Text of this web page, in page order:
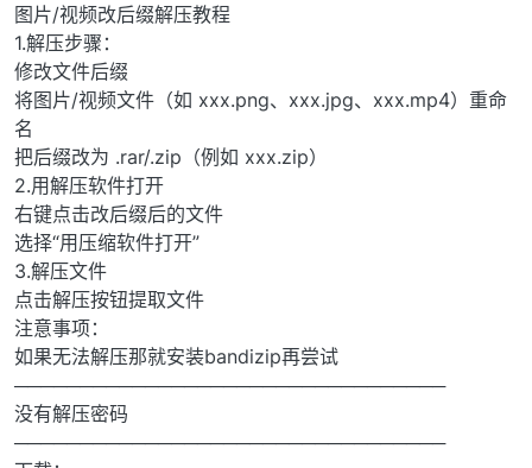
图片/视频改后缀解压教程
1.解压步骤：
修改文件后缀
将图片/视频文件（如 xxx.png、xxx.jpg、xxx.mp4）重命
名
把后缀改为 .rar/.zip（例如 xxx.zip）
2.用解压软件打开
右键点击改后缀后的文件
选择“用压缩软件打开”
3.解压文件
点击解压按钮提取文件
注意事项：
如果无法解压那就安装bandizip再尝试
─────────────────────────────────
没有解压密码
─────────────────────────────────